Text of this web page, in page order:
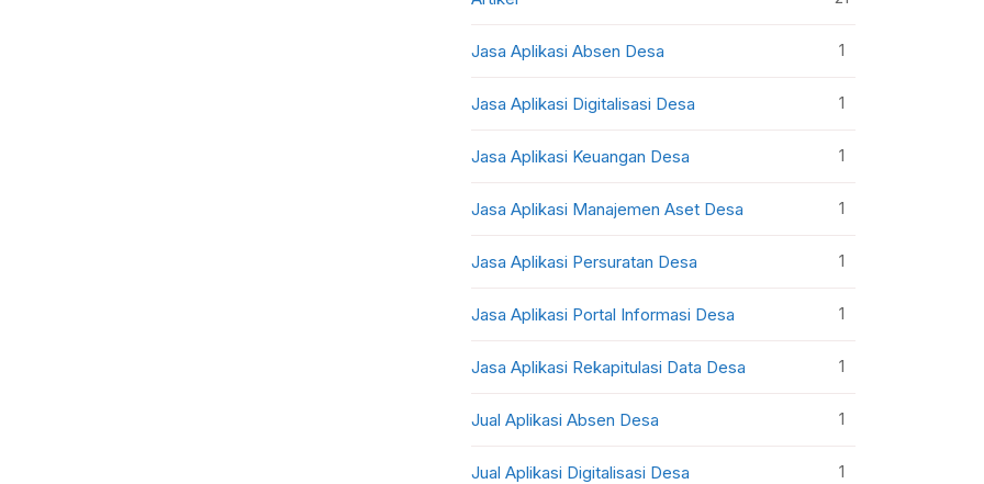
Jasa Aplikasi Absen Desa 1
Jasa Aplikasi Digitalisasi Desa 1
Jasa Aplikasi Keuangan Desa 1
Jasa Aplikasi Manajemen Aset Desa 1
Jasa Aplikasi Persuratan Desa 1
Jasa Aplikasi Portal Informasi Desa 1
Jasa Aplikasi Rekapitulasi Data Desa 1
Jual Aplikasi Absen Desa 1
Jual Aplikasi Digitalisasi Desa 1